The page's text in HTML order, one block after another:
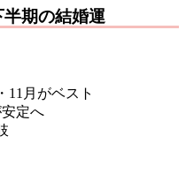
期の結婚運
11月がベスト
定へ